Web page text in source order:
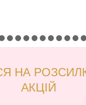
НА
АКЦІЙ